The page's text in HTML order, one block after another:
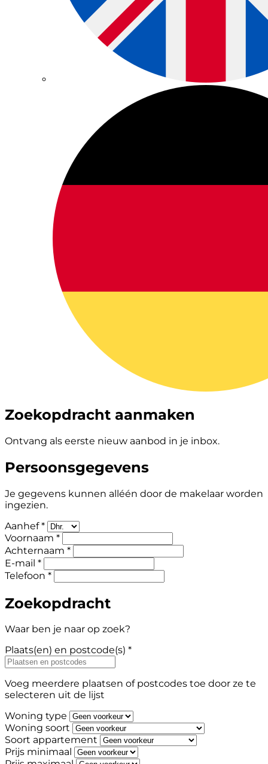
Zoekopdracht aanmaken
Ontvang als eerste nieuw aanbod in je inbox.
Persoonsgegevens
Je gegevens kunnen alléén door de makelaar worden
ingezien.
Aanhef *
Voornaam *
Achternaam *
E-mail *
Telefoon *
Zoekopdracht
Waar ben je naar op zoek?
Plaats(en) en postcode(s) *
Voeg meerdere plaatsen of postcodes toe door ze te
selecteren uit de lijst
Woning type
Woning soort
Soort appartement
Prijs minimaal